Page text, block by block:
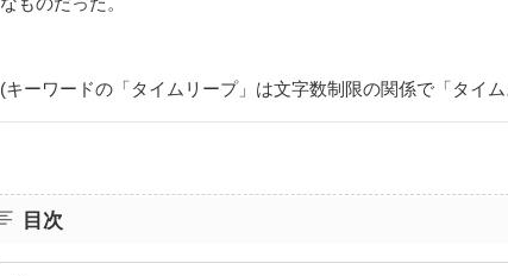
(キーワードの「タイムリープ」は文字数制限の関係で「タイ
目次